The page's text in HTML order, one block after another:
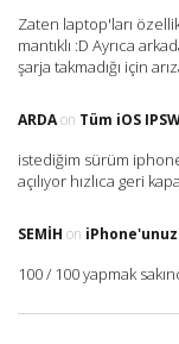
Zaten laptop'ları
mantıklı :D Ayrıca
şarja takmadığı için
ARDAon Tüm iOS
istediğim sürüm
açılıyor hızlıca geri
SEMIH on
100 / 100 yapmak